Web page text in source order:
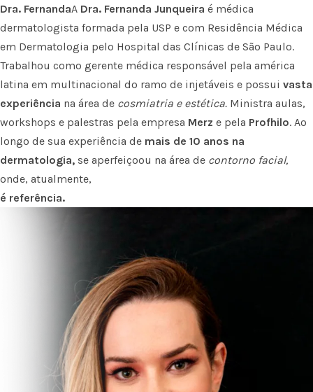
Dra. FernandaA Dra. Fernanda Junqueira é médica
dermatologista formada pela USP e com Residência Médica
em Dermatologia pelo Hospital das Clínicas de São Paulo.
Trabalhou como gerente médica responsável pela américa
latina em multinacional do ramo de injetáveis e possui vasta
experiência na área de cosmiatria e estética. Ministra aulas,
workshops e palestras pela empresa Merz e pela Profhilo. Ao
longo de sua experiência de mais de 10 anos na
dermatologia, se aperfeiçoou na área de contorno facial,
onde, atualmente,
é referência.